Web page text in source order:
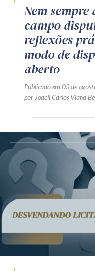
Nem
campo
reflexões
modo de
aberto
Publicado em 03 de
por Joacil Carlos Viana